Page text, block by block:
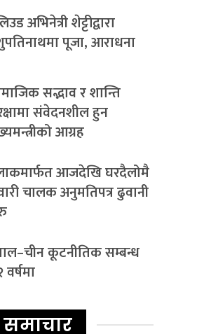
अभिनेत्री शेट्टीद्वारा
पूजा, आराधना
सद्भाव र शान्ति
संवेदनशील हुन
आग्रह
आजदेखि घरदैलोमै
चालक अनुमतिपत्र ढुवानी
कूटनीतिक सम्बन्ध
समाचार